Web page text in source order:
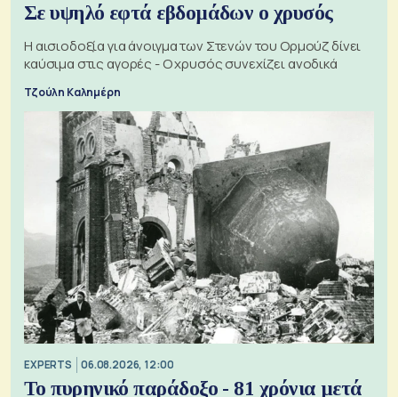
Σε υψηλό εφτά εβδομάδων ο χρυσός
Η αισιοδοξία για άνοιγμα των Στενών του Ορμούζ δίνει
καύσιμα στις αγορές - Ο χρυσός συνεχίζει ανοδικά
Τζούλη Καλημέρη
EXPERTS 06.08.2026, 12:00
Το πυρηνικό παράδοξο - 81 χρόνια μετά